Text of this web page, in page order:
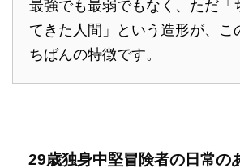
最強でも最弱でもなく、ただ「
てきた人間」という造形が、こ
ちばんの特徴です。
29歳独身中堅冒険者の日常